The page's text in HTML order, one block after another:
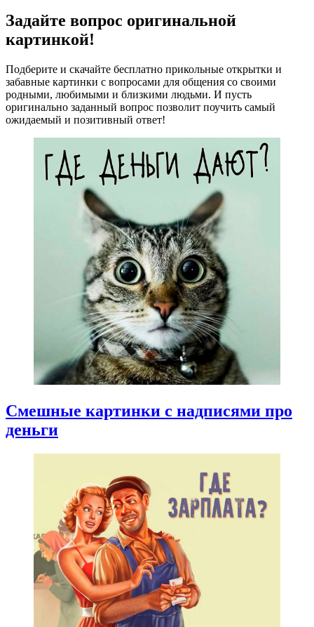
Задайте вопрос оригинальной
картинкой!
Подберите и скачайте бесплатно прикольные открытки и
забавные картинки с вопросами для общения со своими
родными, любимыми и близкими людьми. И пусть
оригинально заданный вопрос позволит поучить самый
ожидаемый и позитивный ответ!
Смешные картинки с надписями про
деньги